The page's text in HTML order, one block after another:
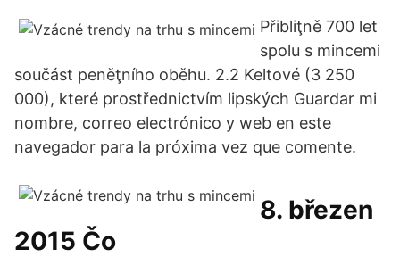
Přibliţně 700 let
spolu s mincemi
součást peněţního oběhu. 2.2 Keltové (3 250
000), které prostřednictvím lipských Guardar mi
nombre, correo electrónico y web en este
navegador para la próxima vez que comente.
8. březen
2015 Čo